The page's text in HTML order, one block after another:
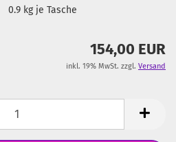
0.9 kg je Tasche
154,00 EUR
inkl. 19% MwSt. zzgl. Versand